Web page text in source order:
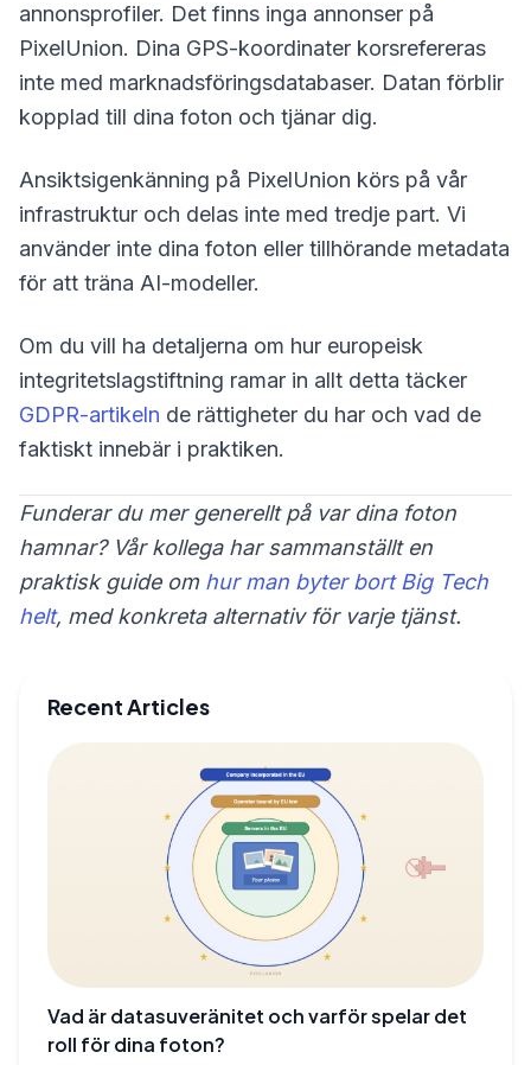
annonsprofiler. Det finns inga annonser på
PixelUnion. Dina GPS-koordinater korsrefereras
inte med marknadsföringsdatabaser. Datan förblir
kopplad till dina foton och tjänar dig.
Ansiktsigenkänning på PixelUnion körs på vår
infrastruktur och delas inte med tredje part. Vi
använder inte dina foton eller tillhörande metadata
för att träna AI-modeller.
Om du vill ha detaljerna om hur europeisk
integritetslagstiftning ramar in allt detta täcker
GDPR-artikeln de rättigheter du har och vad de
faktiskt innebär i praktiken.
Funderar du mer generellt på var dina foton
hamnar? Vår kollega har sammanställt en
praktisk guide om hur man byter bort Big Tech
helt, med konkreta alternativ för varje tjänst.
Recent Articles
Vad är datasuveränitet och varför spelar det
roll för dina foton?